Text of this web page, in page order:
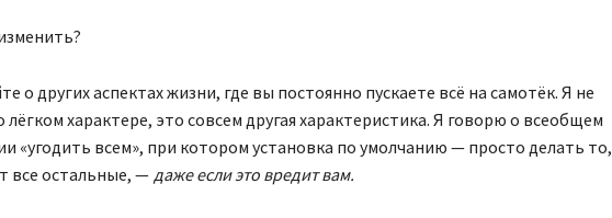
о других аспектах жизни, где вы постоянно пускаете всё на самотёк. Я не
лёгком характере, это совсем другая характеристика. Я говорю о всеобщем
«угодить всем», при котором установка по умолчанию — просто делать то,
все остальные, — даже если это вредит вам.